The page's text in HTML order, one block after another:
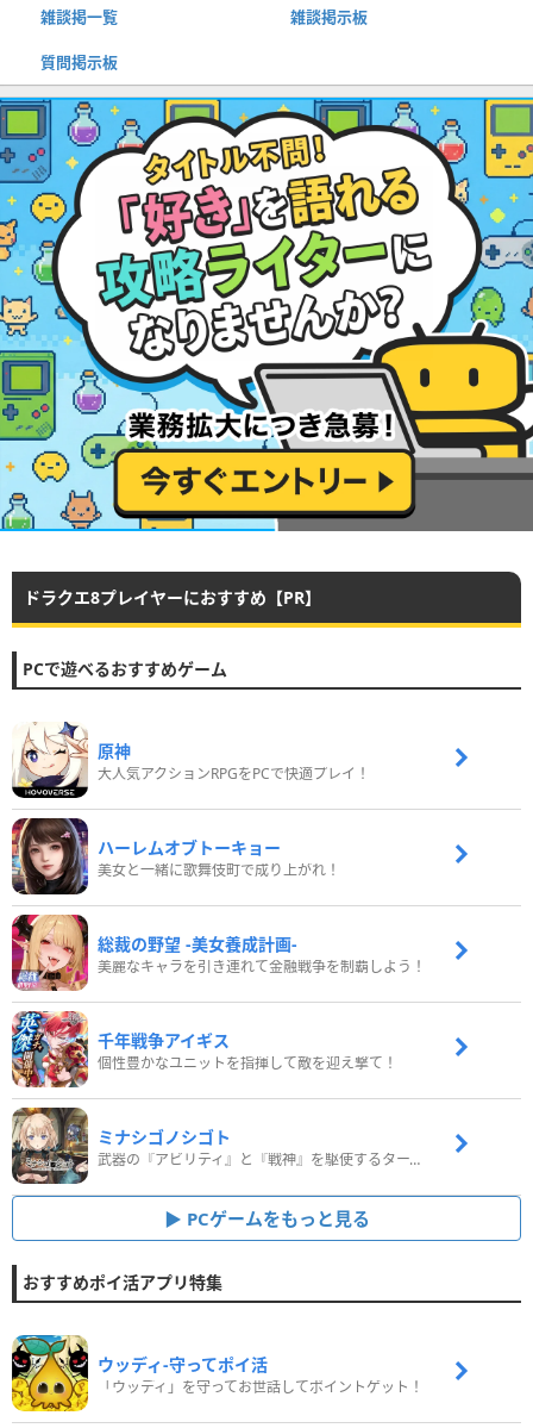
雑談掲一覧 雑談掲示板
質問掲示板
ドラクエ8プレイヤーにおすすめ【PR】
PCで遊べるおすすめゲーム
原神
大人気アクションRPGをPCで快適プレイ！
ハーレムオブトーキョー
美女と一緒に歌舞伎町で成り上がれ！
総裁の野望 -美女養成計画-
美麗なキャラを引き連れて金融戦争を制覇しよう！
千年戦争アイギス
個性豊かなユニットを指揮して敵を迎え撃て！
ミナシゴノシゴト
武器の『アビリティ』と『戦神』を駆使するターン制コマンドバトルRPG！
PCゲームをもっと見る
おすすめポイ活アプリ特集
ウッディ‐守ってポイ活
「ウッディ」を守ってお世話してポイントゲット！